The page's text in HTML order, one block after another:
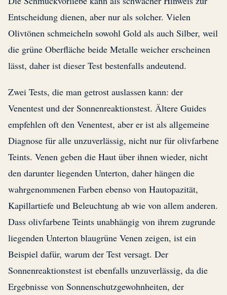
Entscheidung dienen, aber nur als solcher. Vielen
Olivtönen schmeicheln sowohl Gold als auch Silber, weil
die grüne Oberfläche beide Metalle weicher erscheinen
lässt, daher ist dieser Test bestenfalls andeutend.
Zwei Tests, die man getrost auslassen kann: der
Venentest und der Sonnenreaktionstest. Ältere Guides
empfehlen oft den Venentest, aber er ist als allgemeine
Diagnose für alle unzuverlässig, nicht nur für olivfarbene
Teints. Venen geben die Haut über ihnen wieder, nicht
den darunter liegenden Unterton, daher hängen die
wahrgenommenen Farben ebenso von Hautopazität,
Kapillartiefe und Beleuchtung ab wie von allem anderen.
Dass olivfarbene Teints unabhängig von ihrem zugrunde
liegenden Unterton blaugrüne Venen zeigen, ist ein
Beispiel dafür, warum der Test versagt. Der
Sonnenreaktionstest ist ebenfalls unzuverlässig, da die
Ergebnisse von Sonnenschutzgewohnheiten, der